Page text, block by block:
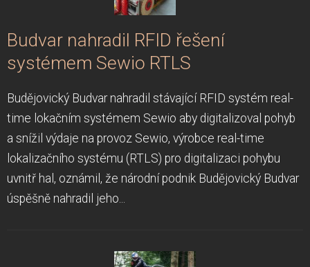
Budvar nahradil RFID řešení
systémem Sewio RTLS
Budějovický Budvar nahradil stávající RFID systém real-
time lokačním systémem Sewio aby digitalizoval pohyb
a snížil výdaje na provoz Sewio, výrobce real-time
lokalizačního systému (RTLS) pro digitalizaci pohybu
uvnitř hal, oznámil, že národní podnik Budějovický Budvar
úspěšně nahradil jeho...